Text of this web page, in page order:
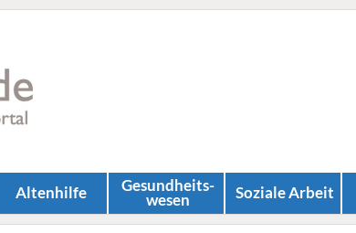
Altenhilfe Gesundheits­
wesen Soziale Arbeit